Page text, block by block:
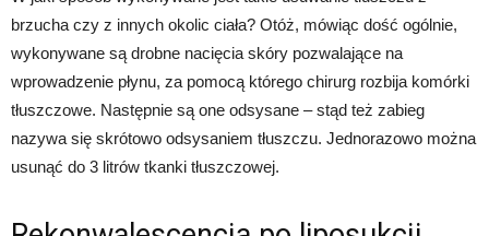
brzucha czy z innych okolic ciała? Otóż, mówiąc dość ogólnie,
wykonywane są drobne nacięcia skóry pozwalające na
wprowadzenie płynu, za pomocą którego chirurg rozbija komórki
tłuszczowe. Następnie są one odsysane – stąd też zabieg
nazywa się skrótowo odsysaniem tłuszczu. Jednorazowo można
usunąć do 3 litrów tkanki tłuszczowej.